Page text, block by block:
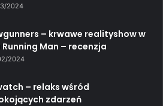
2024
– krwawe realityshow w
Man – recenzja
2024
– relaks wśród
zdarzeń